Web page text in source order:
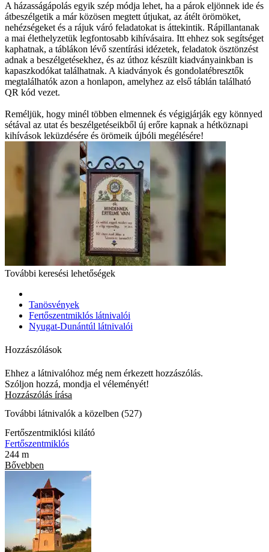
A házasságápolás egyik szép módja lehet, ha a párok eljönnek ide és
átbeszélgetik a már közösen megtett útjukat, az átélt örömöket,
nehézségeket és a rájuk váró feladatokat is áttekintik. Rápillantanak
a mai élethelyzetük legfontosabb kihívásaira. Itt ehhez sok segítséget
kaphatnak, a táblákon lévő szentírási idézetek, feladatok ösztönzést
adnak a beszélgetésekhez, és az úthoz készült kiadványainkban is
kapaszkodókat találhatnak. A kiadványok és gondolatébresztők
megtalálhatók azon a honlapon, amelyhez az első táblán található
QR kód vezet.
Reméljük, hogy minél többen elmennek és végigjárják egy könnyed
sétával az utat és beszélgetéseikből új erőre kapnak a hétköznapi
kihívások leküzdésére és örömeik újbóli megélésére!
További keresési lehetőségek
Tanösvények
Fertőszentmiklós látnivalói
Nyugat-Dunántúl látnivalói
Hozzászólások
Ehhez a látnivalóhoz még nem érkezett hozzászólás.
Szóljon hozzá, mondja el véleményét!
Hozzászólás írása
További látnivalók a közelben (527)
Fertőszentmiklósi kilátó
Fertőszentmiklós
244 m
Bővebben